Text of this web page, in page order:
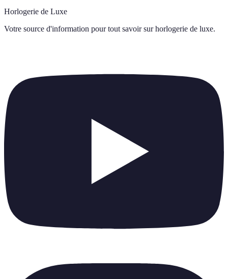
Horlogerie de Luxe
Votre source d'information pour tout savoir sur horlogerie de luxe.